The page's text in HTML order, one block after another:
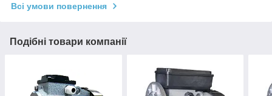
Всі умови повернення
Подібні товари компанії